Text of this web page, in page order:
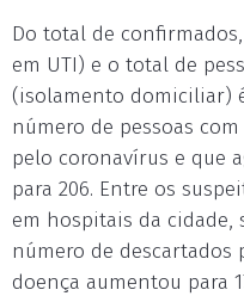
Do total de
em UTI) e o total de
(isolamento domiciliar)
número de pessoas
pelo coronavírus e que
para 206. Entre os
em hospitais da cidade,
número de descartados
doença aumentou para